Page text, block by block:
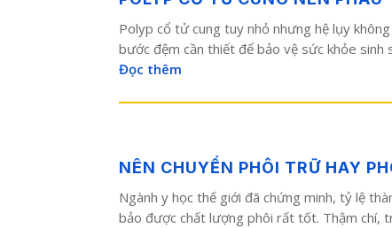
Polyp cổ tử cung tuy nhỏ nhưng hệ lụy
bước đệm cần thiết để bảo vệ sức khỏe sinh
Đọc thêm
NÊN CHUYỂN PHÔI TRỮ HAY
Ngành y học thế giới đã chứng minh, tỷ lệ
bảo được chất lượng phôi rất tốt. Thậm chí,